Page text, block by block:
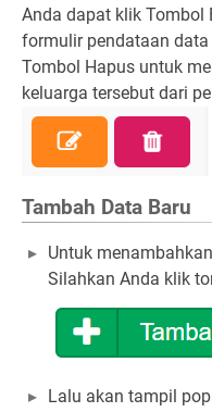
Anda dapat klik Tombol
formulir pendataan
Tombol Hapus untuk
keluarga tersebut dari
Tambah Data Baru
Untuk
Silahkan Anda klik
Lalu akan tampil